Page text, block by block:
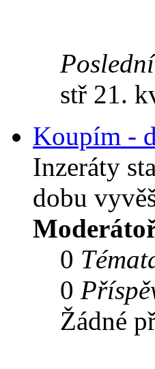
stř 21.
Koupím -
Inzeráty
dobu
0
0
Žádné